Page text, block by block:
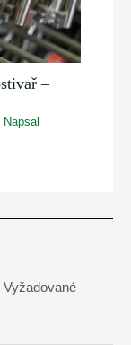
–
Napsal
Vyžadované